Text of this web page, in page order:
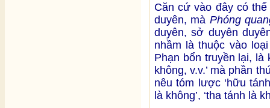
Căn cứ vào đây có
duyên, mà Phóng
duyên, sở duyên
nhầm là thuộc vào
Phạn bổn truyền lại, là
không, v.v.’ mà phần
nêu tóm lược ‘hữu
là không’, ‘tha tánh là